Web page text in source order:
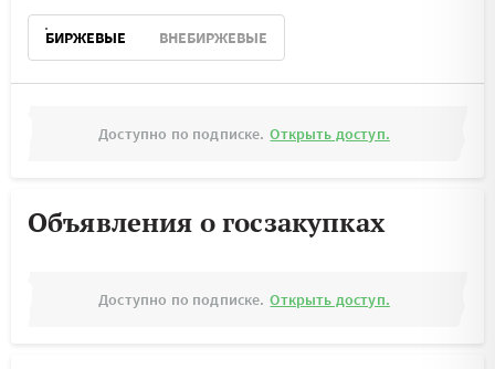
БИРЖЕВЫЕ ВНЕБИРЖЕВЫЕ
Доступно по подписке. Открыть доступ.
Объявления о госзакупках
Доступно по подписке. Открыть доступ.